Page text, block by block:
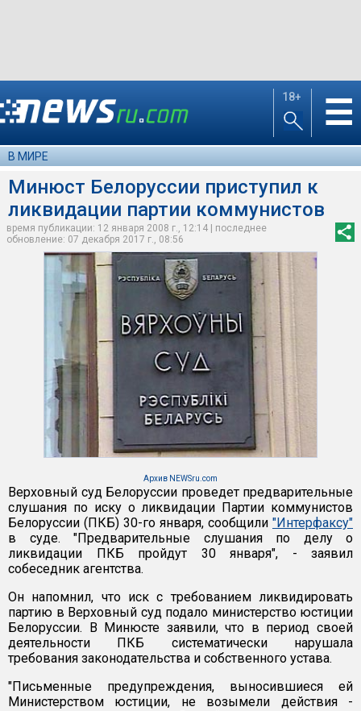
18+ ☰
В МИРЕ
Минюст Белоруссии приступил к
ликвидации партии коммунистов
время публикации: 12 января 2008 г., 12:14 | последнее
обновление: 07 декабря 2017 г., 08:56
Архив NEWSru.com
Верховный суд Белоруссии проведет предварительные
слушания по иску о ликвидации Партии коммунистов
Белоруссии (ПКБ) 30-го января, сообщили "Интерфаксу"
в суде. "Предварительные слушания по делу о
ликвидации ПКБ пройдут 30 января", - заявил
собеседник агентства.
Он напомнил, что иск с требованием ликвидировать
партию в Верховный суд подало министерство юстиции
Белоруссии. В Минюсте заявили, что в период своей
деятельности ПКБ систематически нарушала
требования законодательства и собственного устава.
"Письменные предупреждения, выносившиеся ей
Министерством юстиции, не возымели действия -